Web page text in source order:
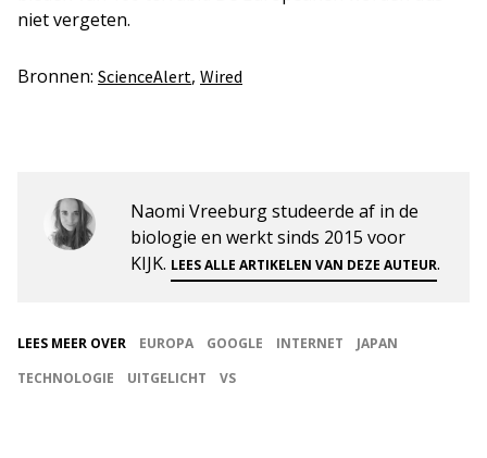
niet vergeten.
Bronnen: ScienceAlert, Wired
Naomi Vreeburg studeerde af in de
biologie en werkt sinds 2015 voor
KIJK. LEES ALLE ARTIKELEN VAN DEZE AUTEUR.
LEES MEER OVER EUROPA GOOGLE INTERNET
JAPAN
TECHNOLOGIE
UITGELICHT VS